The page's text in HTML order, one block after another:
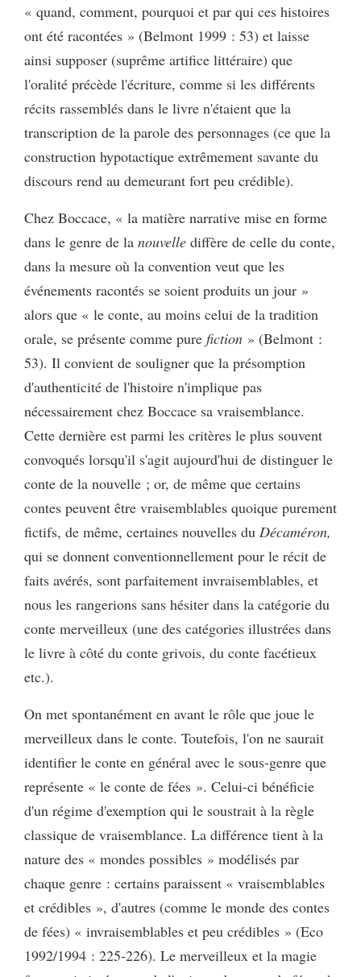
« quand, comment, pourquoi et par qui ces histoires
ont été racontées » (Belmont 1999 : 53) et laisse
ainsi supposer (suprême artifice littéraire) que
l'oralité précède l'écriture, comme si les différents
récits rassemblés dans le livre n'étaient que la
transcription de la parole des personnages (ce que la
construction hypotactique extrêmement savante du
discours rend au demeurant fort peu crédible).
Chez Boccace, « la matière narrative mise en forme
dans le genre de la nouvelle diffère de celle du conte,
dans la mesure où la convention veut que les
événements racontés se soient produits un jour »
alors que « le conte, au moins celui de la tradition
orale, se présente comme pure fiction » (Belmont :
53). Il convient de souligner que la présomption
d'authenticité de l'histoire n'implique pas
nécessairement chez Boccace sa vraisemblance.
Cette dernière est parmi les critères le plus souvent
convoqués lorsqu'il s'agit aujourd'hui de distinguer le
conte de la nouvelle ; or, de même que certains
contes peuvent être vraisemblables quoique purement
fictifs, de même, certaines nouvelles du Décaméron,
qui se donnent conventionnellement pour le récit de
faits avérés, sont parfaitement invraisemblables, et
nous les rangerions sans hésiter dans la catégorie du
conte merveilleux (une des catégories illustrées dans
le livre à côté du conte grivois, du conte facétieux
etc.).
On met spontanément en avant le rôle que joue le
merveilleux dans le conte. Toutefois, l'on ne saurait
identifier le conte en général avec le sous-genre que
représente « le conte de fées ». Celui-ci bénéficie
d'un régime d'exemption qui le soustrait à la règle
classique de vraisemblance. La différence tient à la
nature des « mondes possibles » modélisés par
chaque genre : certains paraissent « vraisemblables
et crédibles », d'autres (comme le monde des contes
de fées) « invraisemblables et peu crédibles » (Eco
1992/1994 : 225-226). Le merveilleux et la magie